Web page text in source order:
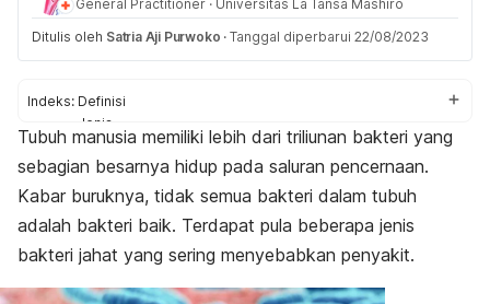
General Practitioner · Universitas La Tansa Mashiro
Ditulis oleh Satria Aji Purwoko · Tanggal diperbarui 22/08/2023
Indeks: Definisi
Jenis
Penularan
Pencegahan
Tubuh manusia memiliki lebih dari triliunan bakteri yang
sebagian besarnya hidup pada saluran pencernaan.
Kabar buruknya, tidak semua bakteri dalam tubuh
adalah bakteri baik. Terdapat pula beberapa jenis
bakteri jahat yang sering menyebabkan penyakit.